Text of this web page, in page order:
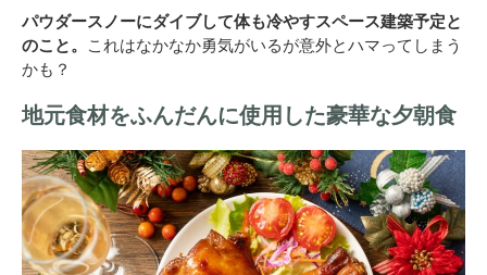
パウダースノーにダイブして体も冷やすスペース建築予定と
のこと。 これはなかなか勇気がいるが意外とハマってしまう
かも？
地元食材をふんだんに使用した豪華な夕朝食